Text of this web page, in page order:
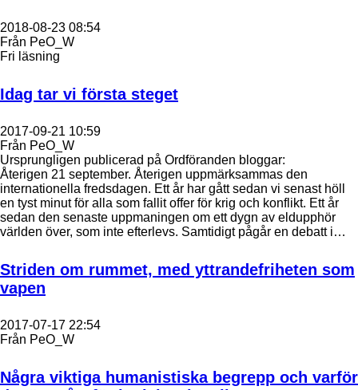
2018-08-23 08:54
Från PeO_W
Fri läsning
Idag tar vi första steget
2017-09-21 10:59
Från PeO_W
Ursprungligen publicerad på Ordföranden bloggar:
Återigen 21 september. Återigen uppmärksammas den
internationella fredsdagen. Ett år har gått sedan vi senast höll
en tyst minut för alla som fallit offer för krig och konflikt. Ett år
sedan den senaste uppmaningen om ett dygn av eldupphör
världen över, som inte efterlevs. Samtidigt pågår en debatt i…
Striden om rummet, med yttrandefriheten som
vapen
2017-07-17 22:54
Från PeO_W
Några viktiga humanistiska begrepp och varför